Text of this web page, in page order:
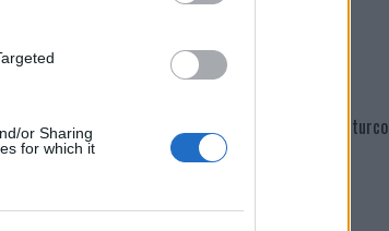
or Sharing
for which it
Martina Agostina Diturco
I nostri cari